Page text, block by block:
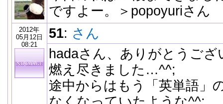
ですよー。＞popoyuriさん
2012年
05月12日
08:21
51: さん
hadaさん、ありがとうござ
燃え尽きました…^^;
途中からはもう「英単語」